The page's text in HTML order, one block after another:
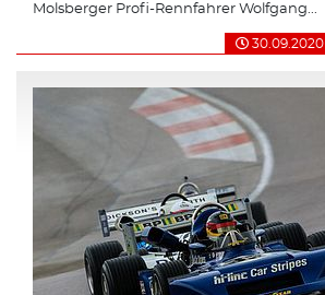
Molsberger Profi-Rennfahrer Wolfgang...
30.09.2020